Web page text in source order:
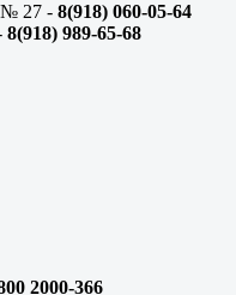
№ 27 - 8(918) 060-05-64
8(918) 989-65-68
2000-366